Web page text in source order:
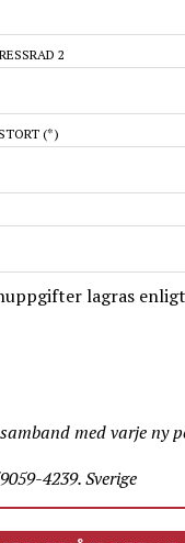
2
(*)
lagras
med varje ny
4239. Sverige